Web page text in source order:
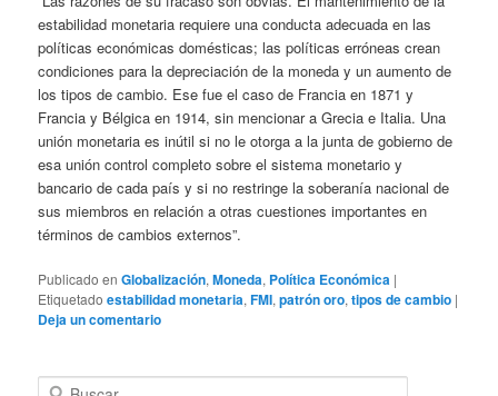
estabilidad monetaria requiere una conducta adecuada en las
políticas económicas domésticas; las políticas erróneas crean
condiciones para la depreciación de la moneda y un aumento de
los tipos de cambio. Ese fue el caso de Francia en 1871 y
Francia y Bélgica en 1914, sin mencionar a Grecia e Italia. Una
unión monetaria es inútil si no le otorga a la junta de gobierno de
esa unión control completo sobre el sistema monetario y
bancario de cada país y si no restringe la soberanía nacional de
sus miembros en relación a otras cuestiones importantes en
términos de cambios externos”.
Publicado en Globalización,Moneda, Política Económica |
Etiquetado estabilidad monetaria,FMI,patrón oro,tipos de cambio |
Deja un comentario